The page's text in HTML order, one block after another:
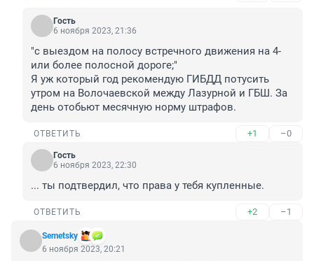
Гость
6 ноября 2023, 21:36
"с выездом на полосу встречного движения на 4-
или более полосной дороге;"
Я уж который год рекомендую ГИБДД потусить
утром на Волочаевской между Лазурной и ГБШ. За
день отобьют месячную норму штрафов.
ОТВЕТИТЬ +1 –0
Гость
6 ноября 2023, 22:30
... ты подтвердил, что права у тебя купленные.
ОТВЕТИТЬ +2 –1
Semetsky
6 ноября 2023, 20:21